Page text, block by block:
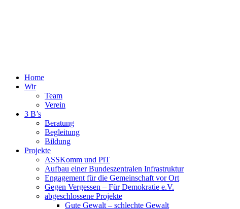
Home
Wir
Team
Verein
3 B’s
Beratung
Begleitung
Bildung
Projekte
ASSKomm und PiT
Aufbau einer Bundeszentralen Infrastruktur
Engagement für die Gemeinschaft vor Ort
Gegen Vergessen – Für Demokratie e.V.
abgeschlossene Projekte
Gute Gewalt – schlechte Gewalt